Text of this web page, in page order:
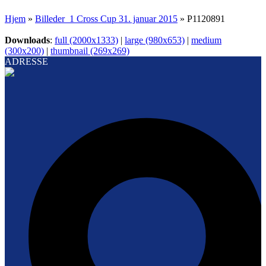
Hjem » Billeder_1 Cross Cup 31. januar 2015 » P1120891
Downloads: full (2000x1333) | large (980x653) | medium
(300x200) | thumbnail (269x269)
ADRESSE